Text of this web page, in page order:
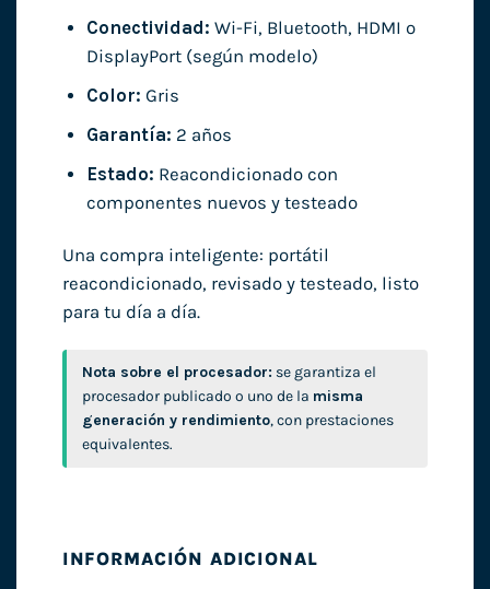
Conectividad: Wi-Fi, Bluetooth, HDMI o
DisplayPort (según modelo)
Color: Gris
Garantía: 2 años
Estado: Reacondicionado con
componentes nuevos y testeado
Una compra inteligente: portátil
reacondicionado, revisado y testeado, listo
para tu día a día.
Nota sobre el procesador: se garantiza el
procesador publicado o uno de la misma
generación y rendimiento, con prestaciones
equivalentes.
INFORMACIÓN ADICIONAL